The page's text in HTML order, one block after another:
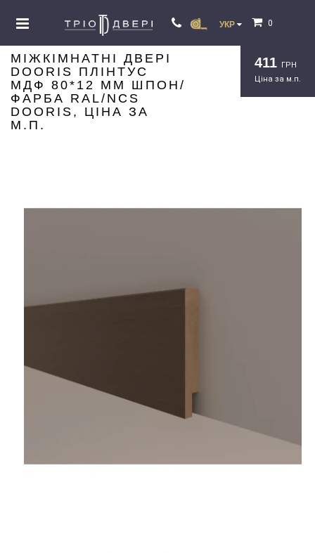
УКР 0
МІЖКІМНАТНІ ДВЕРІ
DOORIS ПЛІНТУС
МДФ 80*12 ММ ШПОН/
ФАРБА RAL/NCS
DOORIS, ЦІНА ЗА
М.П.
411 ГРН
Ціна за м.п.